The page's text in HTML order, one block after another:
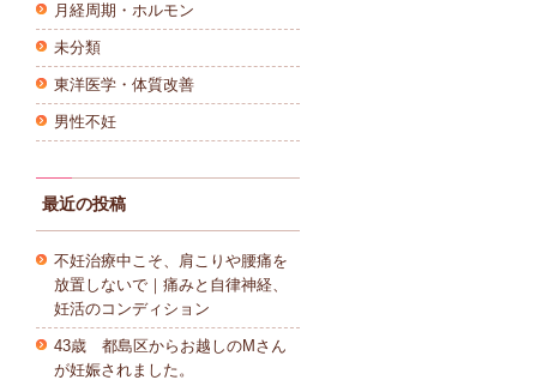
月経周期・ホルモン
未分類
東洋医学・体質改善
男性不妊
最近の投稿
不妊治療中こそ、肩こりや腰痛を
放置しないで｜痛みと自律神経、
妊活のコンディション
43歳 都島区からお越しのMさん
が妊娠されました。